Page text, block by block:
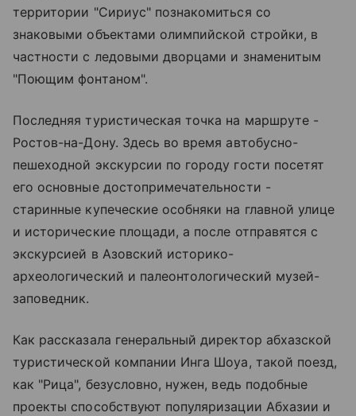
территории "Сириус" познакомиться со
знаковыми объектами олимпийской стройки, в
частности с ледовыми дворцами и знаменитым
"Поющим фонтаном".
Последняя туристическая точка на маршруте -
Ростов-на-Дону. Здесь во время автобусно-
пешеходной экскурсии по городу гости посетят
его основные достопримечательности -
старинные купеческие особняки на главной улице
и исторические площади, а после отправятся с
экскурсией в Азовский историко-
археологический и палеонтологический музей-
заповедник.
Как рассказала генеральный директор абхазской
туристической компании Инга Шоуа, такой поезд,
как "Рица", безусловно, нужен, ведь подобные
проекты способствуют популяризации Абхазии и